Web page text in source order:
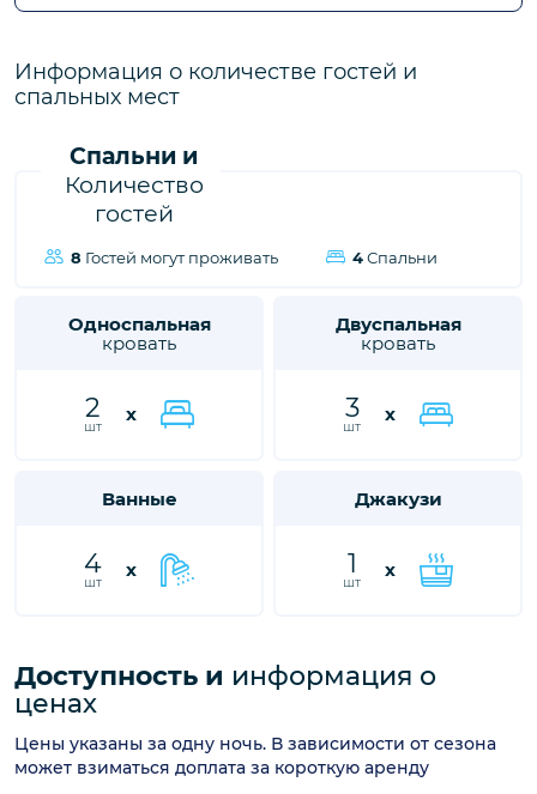
городе Калкан, ждет вас, чтобы подарить вам и вашим
Доступность и информация о
ценах
Цены указаны за одну ночь. В зависимости от сезона
может взиматься доплата за короткую аренду
Информация о количестве гостей и
спальных мест
Спальни и
Количество
гостей
8 Гостей могут проживать 4Спальни
Односпальная
кровать
2
шт
x
Двуспальная
кровать
3
шт
x
Ванные
4
шт
x
Джакузи
1
шт
x